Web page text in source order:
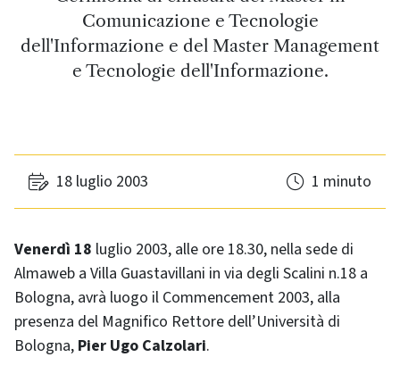
Comunicazione e Tecnologie
dell'Informazione e del Master Management
e Tecnologie dell'Informazione.
18 luglio 2003 1 minuto
Venerdì 18 luglio 2003, alle ore 18.30, nella sede di
Almaweb a Villa Guastavillani in via degli Scalini n.18 a
Bologna, avrà luogo il Commencement 2003, alla
presenza del Magnifico Rettore dell’Università di
Bologna, Pier Ugo Calzolari.